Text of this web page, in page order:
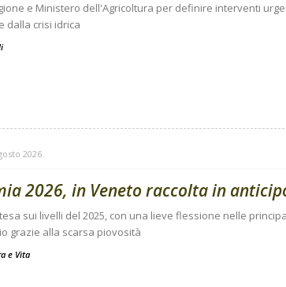
e Ministero dell'Agricoltura per definire interventi
dalla crisi idrica
2026
2026, in Veneto raccolta in
sui livelli del 2025, con una lieve flessione nelle
grazie alla scarsa piovosità
e Vita